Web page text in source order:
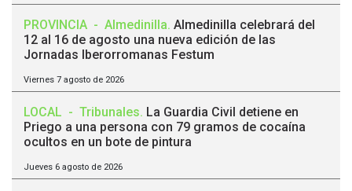
PROVINCIA - Almedinilla. Almedinilla celebrará del
12 al 16 de agosto una nueva edición de las
Jornadas Iberorromanas Festum
Viernes 7 agosto de 2026
LOCAL - Tribunales. La Guardia Civil detiene en
Priego a una persona con 79 gramos de cocaína
ocultos en un bote de pintura
Jueves 6 agosto de 2026